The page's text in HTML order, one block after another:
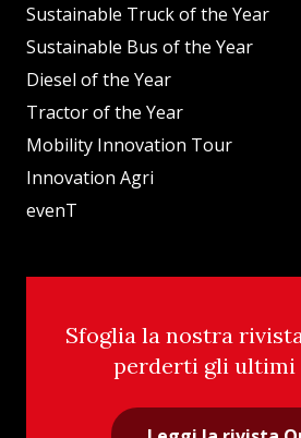
Sustainable Truck of the Year
Sustainable Bus of the Year
Diesel of the Year
Tractor of the Year
Mobility Innovation Tour
Innovation Agri
evenT
Sfoglia la nostra
perderti gli